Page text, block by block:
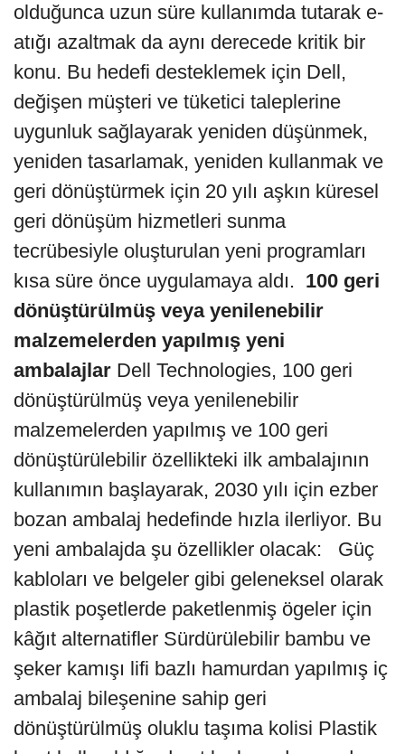
olduğunca uzun süre kullanımda tutarak e-
atığı azaltmak da aynı derecede kritik bir
konu. Bu hedefi desteklemek için Dell,
değişen müşteri ve tüketici taleplerine
uygunluk sağlayarak yeniden düşünmek,
yeniden tasarlamak, yeniden kullanmak ve
geri dönüştürmek için 20 yılı aşkın küresel
geri dönüşüm hizmetleri sunma
tecrübesiyle oluşturulan yeni programları
kısa süre önce uygulamaya aldı. 100 geri
dönüştürülmüş veya yenilenebilir
malzemelerden yapılmış yeni
ambalajlar Dell Technologies, 100 geri
dönüştürülmüş veya yenilenebilir
malzemelerden yapılmış ve 100 geri
dönüştürülebilir özellikteki ilk ambalajının
kullanımın başlayarak, 2030 yılı için ezber
bozan ambalaj hedefinde hızla ilerliyor. Bu
yeni ambalajda şu özellikler olacak: Güç
kabloları ve belgeler gibi geleneksel olarak
plastik poşetlerde paketlenmiş ögeler için
kâğıt alternatifler Sürdürülebilir bambu ve
şeker kamışı lifi bazlı hamurdan yapılmış iç
ambalaj bileşenine sahip geri
dönüştürülmüş oluklu taşıma kolisi Plastik